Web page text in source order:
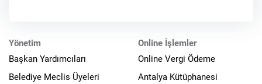
Yönetim
Başkan Yardımcıları
Belediye Meclis Üyeleri
Online İşlemler
Online Vergi Ödeme
Antalya Kütüphanesi